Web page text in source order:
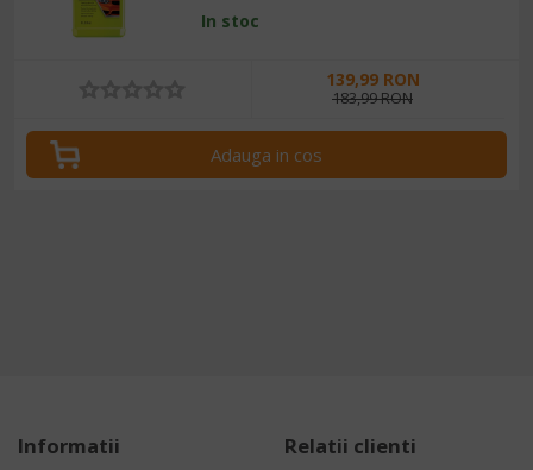
In stoc
139,99 RON
183,99 RON
Adauga in cos
Informatii Relatii clienti